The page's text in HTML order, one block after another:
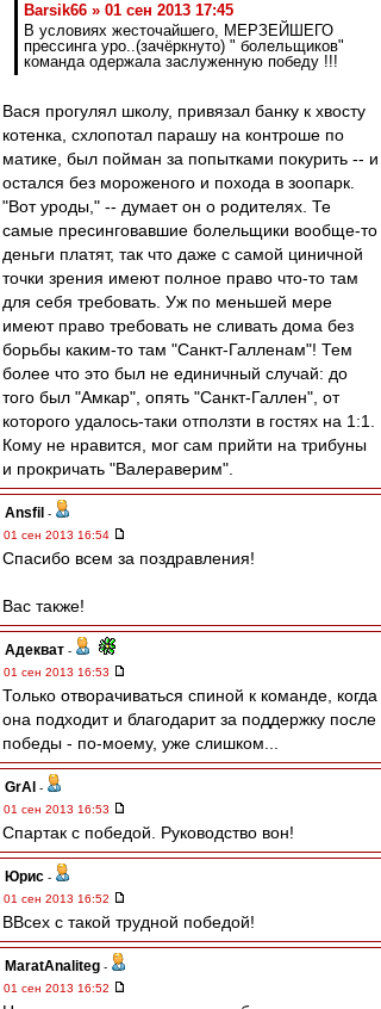
Barsik66 » 01 сен 2013 17:45
В условиях жесточайшего, МЕРЗЕЙШЕГО
прессинга уро..(зачёркнуто) " болельщиков"
команда одержала заслуженную победу !!!
Вася прогулял школу, привязал банку к хвосту
котенка, схлопотал парашу на контроше по
матике, был пойман за попытками покурить -- и
остался без мороженого и похода в зоопарк.
"Вот уроды," -- думает он о родителях. Те
самые пресинговавшие болельщики вообще-то
деньги платят, так что даже с самой циничной
точки зрения имеют полное право что-то там
для себя требовать. Уж по меньшей мере
имеют право требовать не сливать дома без
борьбы каким-то там "Санкт-Галленам"! Тем
более что это был не единичный случай: до
того был "Амкар", опять "Санкт-Галлен", от
которого удалось-таки отползти в гостях на 1:1.
Кому не нравится, мог сам прийти на трибуны
и прокричать "Валераверим".
Ansfil -
01 сен 2013 16:54
Спасибо всем за поздравления!
Вас также!
Адекват -
01 сен 2013 16:53
Только отворачиваться спиной к команде, когда
она подходит и благодарит за поддержку после
победы - по-моему, уже слишком...
GrAl -
01 сен 2013 16:53
Спартак с победой. Руководство вон!
Юрис -
01 сен 2013 16:52
ВВсех с такой трудной победой!
MaratAnaliteg -
01 сен 2013 16:52